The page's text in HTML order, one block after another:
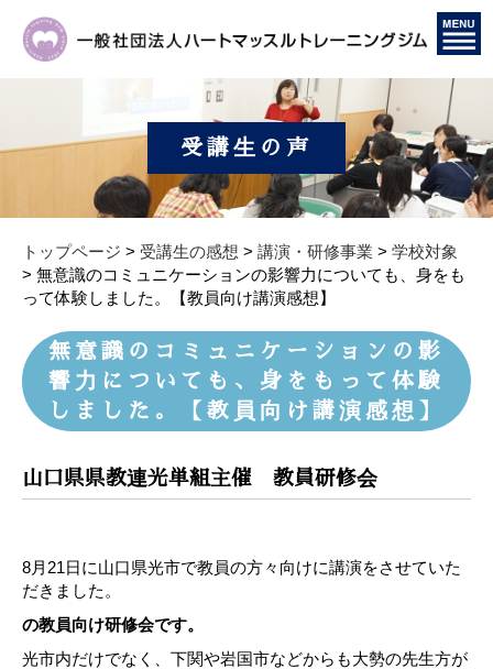
受講生の声
トップページ > 受講生の感想 > 講演・研修事業 > 学校対象
> 無意識のコミュニケーションの影響力についても、身をも
って体験しました。【教員向け講演感想】
無意識のコミュニケーションの影
響力についても、身をもって体験
しました。【教員向け講演感想】
山口県県教連光単組主催 教員研修会
8月21日に山口県光市で教員の方々向けに講演をさせていた
だきました。
の教員向け研修会です。
光市内だけでなく、下関や岩国市などからも大勢の先生方が